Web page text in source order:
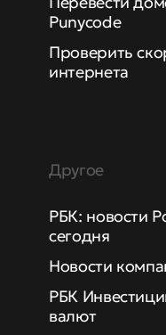
Punycode
Проверить
интернета
Другое
РБК: новости
сегодня
Новости
РБК
валют